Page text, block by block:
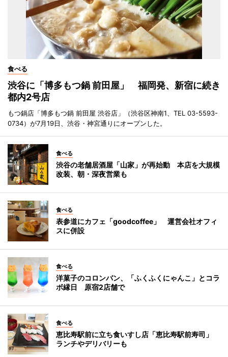
食べる
渋谷に「博多もつ鍋 前田屋」 福岡発、新宿に続き
都内2号店
もつ鍋店「博多もつ鍋 前田屋 渋谷店」（渋谷区神南1、TEL 03-5593-
0734）が7月19日、渋谷・神宮通りにオープンした。
食べる
渋谷の老舗居酒屋「山家」が再始動 本店を大規模
改装、朝・深夜営業も
食べる
表参道にカフェ「goodcoffee」 運営会社オフィ
スに併設
食べる
洋菓子のコロンバン、「ふくふくにゃんこ」とコラ
ボ縁日 原宿2店舗で
食べる
恵比寿駅前に立ち食いすし店「恵比寿駅前寿司」
ランチやデリバリーも